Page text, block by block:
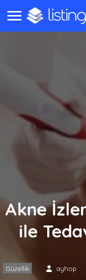
Akne
ile
Güzellik ayhop